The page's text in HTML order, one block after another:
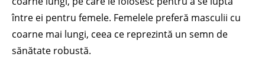
între ei pentru femele. Femelele preferă masculii cu
coarne mai lungi, ceea ce reprezintă un semn de
sănătate robustă.